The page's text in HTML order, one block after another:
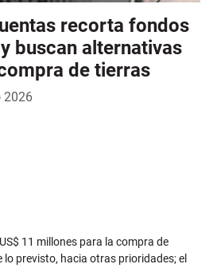
recorta fondos
buscan alternativas
de tierras
2026
11 millones para la compra de
previsto, hacia otras prioridades; el